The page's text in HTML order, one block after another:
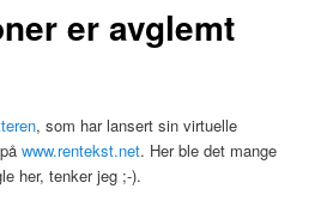
er avglemt
, som har lansert sin virtuelle
påwww.rentekst.net. Her ble det mange
her, tenker jeg ;-).